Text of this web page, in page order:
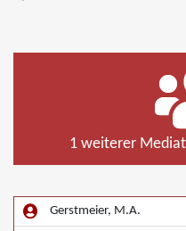
1 weiterer
Gerstmeier, M.A.